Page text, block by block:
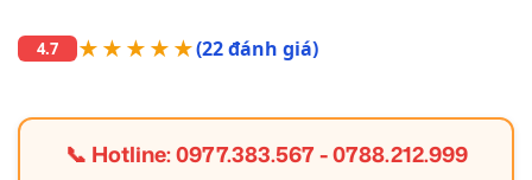
4.7 ★★★★★(22 đánh giá)
📞 Hotline:0977.383.567-0788.212.999